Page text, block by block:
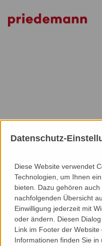
Datenschutz-
Diese Website verwendet
Technologien, um Ihnen
bieten. Dazu gehören
nachfolgenden Übersicht
Einwilligung jederzeit mit
oder ändern. Diesen
Link im Footer der
Informationen finden Sie in